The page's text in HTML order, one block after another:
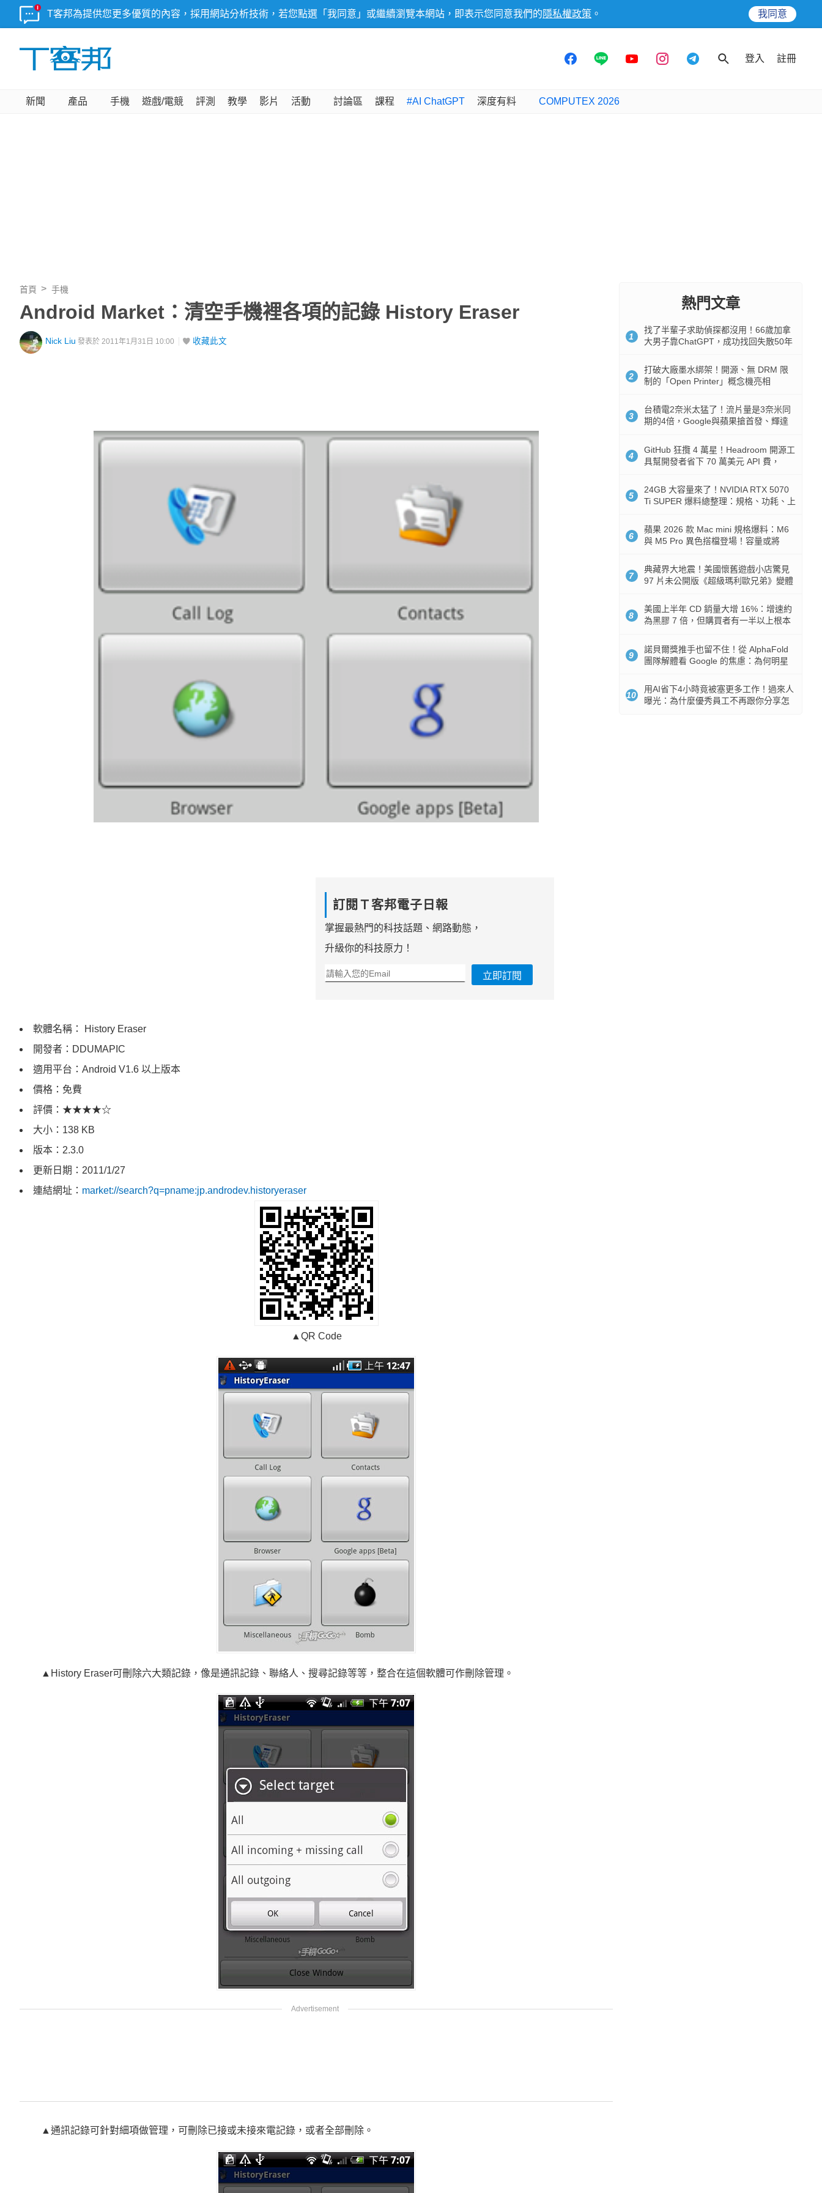
T客邦為提供您更多優質的內容，採用網站分析技術，若您點選「我同意」或繼續瀏覽本網站，即表示您同意我們的 隱私權政策 。 我同意
登入 註冊
新聞 產品 手機 遊戲/電競 評測 教學 影片 活動 討論區 課程 #AI ChatGPT 深度有料 COMPUTEX 2026
首頁 手機
Android Market：清空手機裡各項的記錄 History Eraser
Nick Liu 發表於 2011年1月31日 10:00 收藏此文
訂閱Ｔ客邦電子日報
掌握最熱門的科技話題、網路動態，
升級你的科技原力！
立即訂閱
軟體名稱： History Eraser
開發者：DDUMAPIC
適用平台：Android V1.6 以上版本
價格：免費
評價：★★★★☆
大小：138 KB
版本：2.3.0
更新日期：2011/1/27
連結網址： market://search?q=pname:jp.androdev.historyeraser
▲QR Code
▲History Eraser可刪除六大類記錄，像是通訊記錄、聯絡人、搜尋記錄等等，整合在這個軟體可作刪除管理。
▲通訊記錄可針對細項做管理，可刪除已接或未接來電記錄，或者全部刪除。
熱門文章
1
找了半輩子求助偵探都沒用！66歲加拿
大男子靠ChatGPT，成功找回失散50年
2
打破大廠墨水綁架！開源、無 DRM 限
制的「Open Printer」概念機亮相
3
台積電2奈米太猛了！流片量是3奈米同
期的4倍，Google與蘋果搶首發、輝達
4
GitHub 狂攬 4 萬星！Headroom 開源工
具幫開發者省下 70 萬美元 API 費，
5
24GB 大容量來了！NVIDIA RTX 5070
Ti SUPER 爆料總整理：規格、功耗、上
6
蘋果 2026 款 Mac mini 規格爆料：M6
與 M5 Pro 異色搭檔登場！容量或將
7
典藏界大地震！美國懷舊遊戲小店驚見
97 片未公開版《超級瑪利歐兄弟》變體
8
美國上半年 CD 銷量大增 16%：增速約
為黑膠 7 倍，但購買者有一半以上根本
9
諾貝爾獎推手也留不住！從 AlphaFold
團隊解體看 Google 的焦慮：為何明星
10
用AI省下4小時竟被塞更多工作！過來人
曝光：為什麼優秀員工不再跟你分享怎